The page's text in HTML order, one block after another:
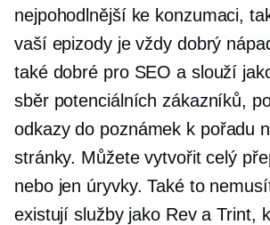
nejpohodlnější ke konzumaci,
vaší epizody je vždy dobrý
také dobré pro SEO a slouží
sběr potenciálních zákazníků,
odkazy do poznámek k pořadu
stránky. Můžete vytvořit celý
nebo jen úryvky. Také to
existují služby jako Rev a Trint,